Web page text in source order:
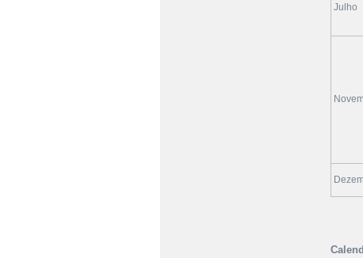
Julho